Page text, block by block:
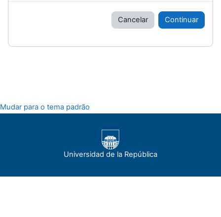
Cancelar Continuar
Mudar para o tema padrão
Universidad de la República